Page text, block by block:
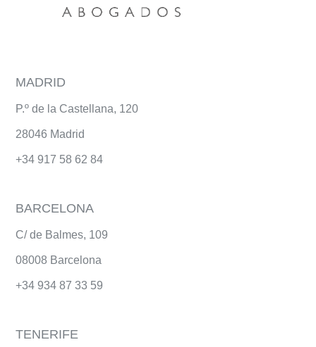
MADRID
P.º de la Castellana, 120
28046 Madrid
+34917 58 62 84
BARCELONA
C/ de Balmes, 109
08008 Barcelona
+34 934 87 33 59
TENERIFE